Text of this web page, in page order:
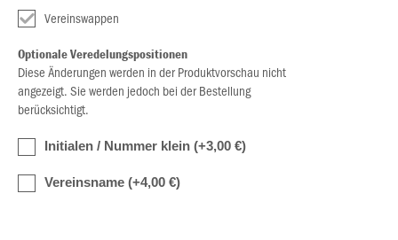
Vereinswappen
Optionale Veredelungspositionen
Diese Änderungen werden in der Produktvorschau nicht
angezeigt. Sie werden jedoch bei der Bestellung
berücksichtigt.
Initialen / Nummer klein (+3,00 €)
Vereinsname (+4,00 €)